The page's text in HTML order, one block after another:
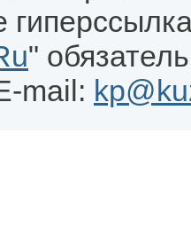
"
mail: